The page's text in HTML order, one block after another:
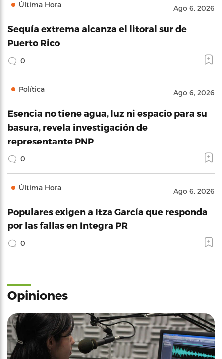
Última Hora Ago 6, 2026
Sequía extrema alcanza el litoral sur de
Puerto Rico
0
Política Ago 6, 2026
Esencia no tiene agua, luz ni espacio para su
basura, revela investigación de
representante PNP
0
Última Hora Ago 6, 2026
Populares exigen a Itza García que responda
por las fallas en Integra PR
0
Opiniones